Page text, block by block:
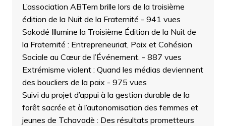
L’association ABTem brille lors de la troisième
édition de la Nuit de la Fraternité - 941 vues
Sokodé Illumine la Troisième Édition de la Nuit de
la Fraternité : Entrepreneuriat, Paix et Cohésion
Sociale au Cœur de l’Événement. - 887 vues
Extrémisme violent : Quand les médias deviennent
des boucliers de la paix - 975 vues
Suivi du projet d’appui à la gestion durable de la
forêt sacrée et à l’autonomisation des femmes et
jeunes de Tchavadè : Des résultats prometteurs